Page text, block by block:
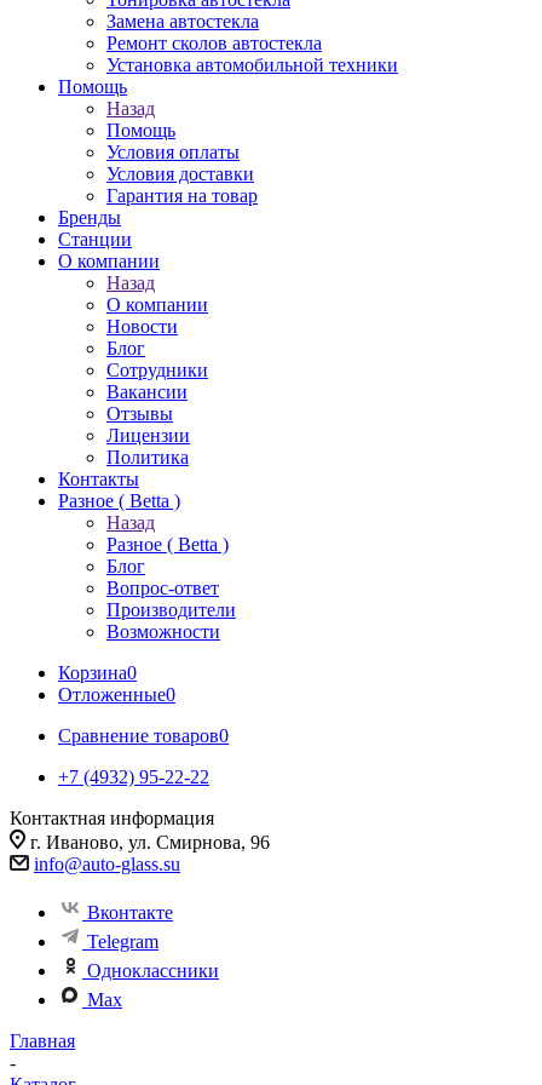
Замена автостекла
Ремонт сколов автостекла
Установка автомобильной техники
Помощь
Назад
Помощь
Условия оплаты
Условия доставки
Гарантия на товар
Бренды
Станции
О компании
Назад
О компании
Новости
Блог
Сотрудники
Вакансии
Отзывы
Лицензии
Политика
Контакты
Разное ( Betta )
Назад
Разное ( Betta )
Блог
Вопрос-ответ
Производители
Возможности
Корзина0
Отложенные0
Сравнение товаров0
+7 (4932) 95-22-22
Контактная информация
г. Иваново, ул. Смирнова, 96
info@auto-glass.su
Вконтакте
Telegram
Одноклассники
Max
Главная
-